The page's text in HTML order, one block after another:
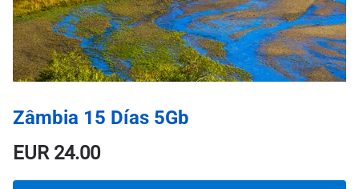
Zâmbia 15 Días 5Gb
EUR24.00